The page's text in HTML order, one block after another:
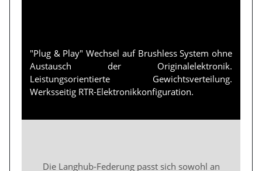
"Plug & Play" Wechsel auf Brushless System ohne
Austausch der Originalelektronik.
Leistungsorientierte Gewichtsverteilung.
Werksseitig RTR-Elektronikkonfiguration.
Die Langhub-Federung passt sich sowohl an